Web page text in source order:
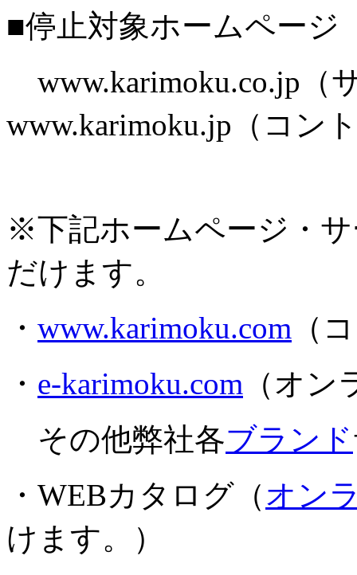
■停止対象ホームページ
www.karimoku.co.jp（
www.karimoku.jp（コン
※下記ホームページ・
だけます。
・ www.karimoku.com （
・ e-karimoku.com （オ
その他弊社各ブランド
・WEBカタログ（オン
けます。）